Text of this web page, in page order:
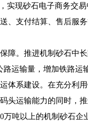
实现砂石电子商务交
、支付结算、售后服务
障。推进机制砂石中
路运输量，增加铁路运
体系建设。在充分利
头运输能力的同时，
万吨以上的机制砂石企